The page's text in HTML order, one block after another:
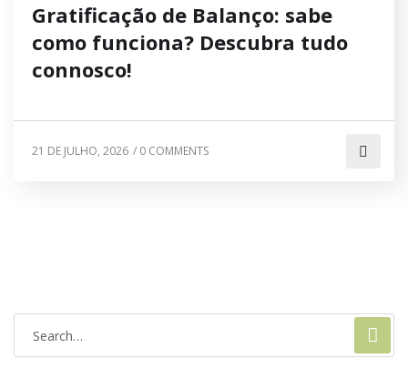
Gratificação de Balanço: sabe
como funciona? Descubra tudo
connosco!
21 DE JULHO, 2026 / 0 COMMENTS